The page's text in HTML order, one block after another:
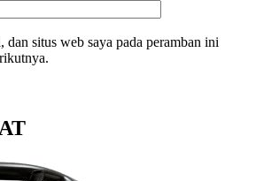
dan situs web saya pada peramban ini